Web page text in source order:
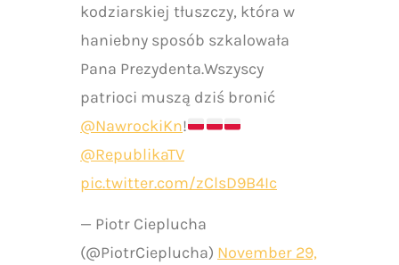
kodziarskiej tłuszczy, która w
haniebny sposób szkalowała
Pana Prezydenta.Wszyscy
patrioci muszą dziś bronić
@NawrockiKn!
@RepublikaTV
pic.twitter.com/zClsD9B4Ic
— Piotr Cieplucha
(@PiotrCieplucha) November 29,